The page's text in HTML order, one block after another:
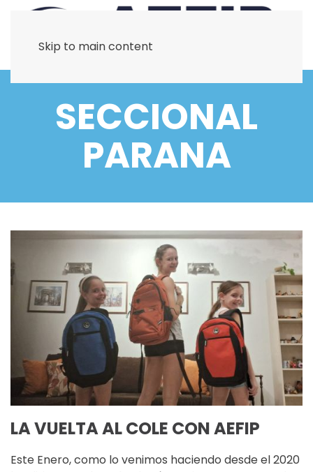
Skip to main content
SECCIONAL
PARANA
LA VUELTA AL COLE CON AEFIP
Este Enero, como lo venimos haciendo desde el 2020